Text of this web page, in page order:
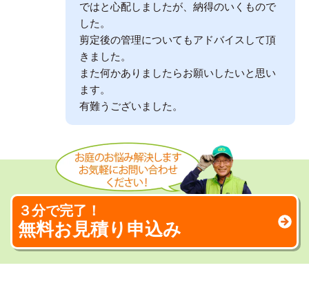
ではと心配しましたが、納得のいくもので
した。
剪定後の管理についてもアドバイスして頂
きました。
また何かありましたらお願いしたいと思い
ます。
有難うございました。
３分で完了！
無料お見積り申込み